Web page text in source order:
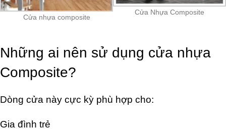
Cửa nhựa composite
Cửa Nhựa Composite
Những ai nên sử dụng cửa nhựa
Composite?
Dòng cửa này cực kỳ phù hợp cho:
Gia đình trẻ